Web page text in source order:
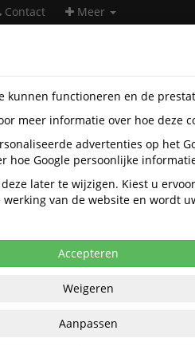
Contact Meer
Manulatex
kunnen functioneren en de
meer informatie over hoe deze
advertenties op het
hoe Google persoonlijke
later te wijzigen. Kiest u
van de website en wordt
Accepteren
Weigeren
Aanpassen